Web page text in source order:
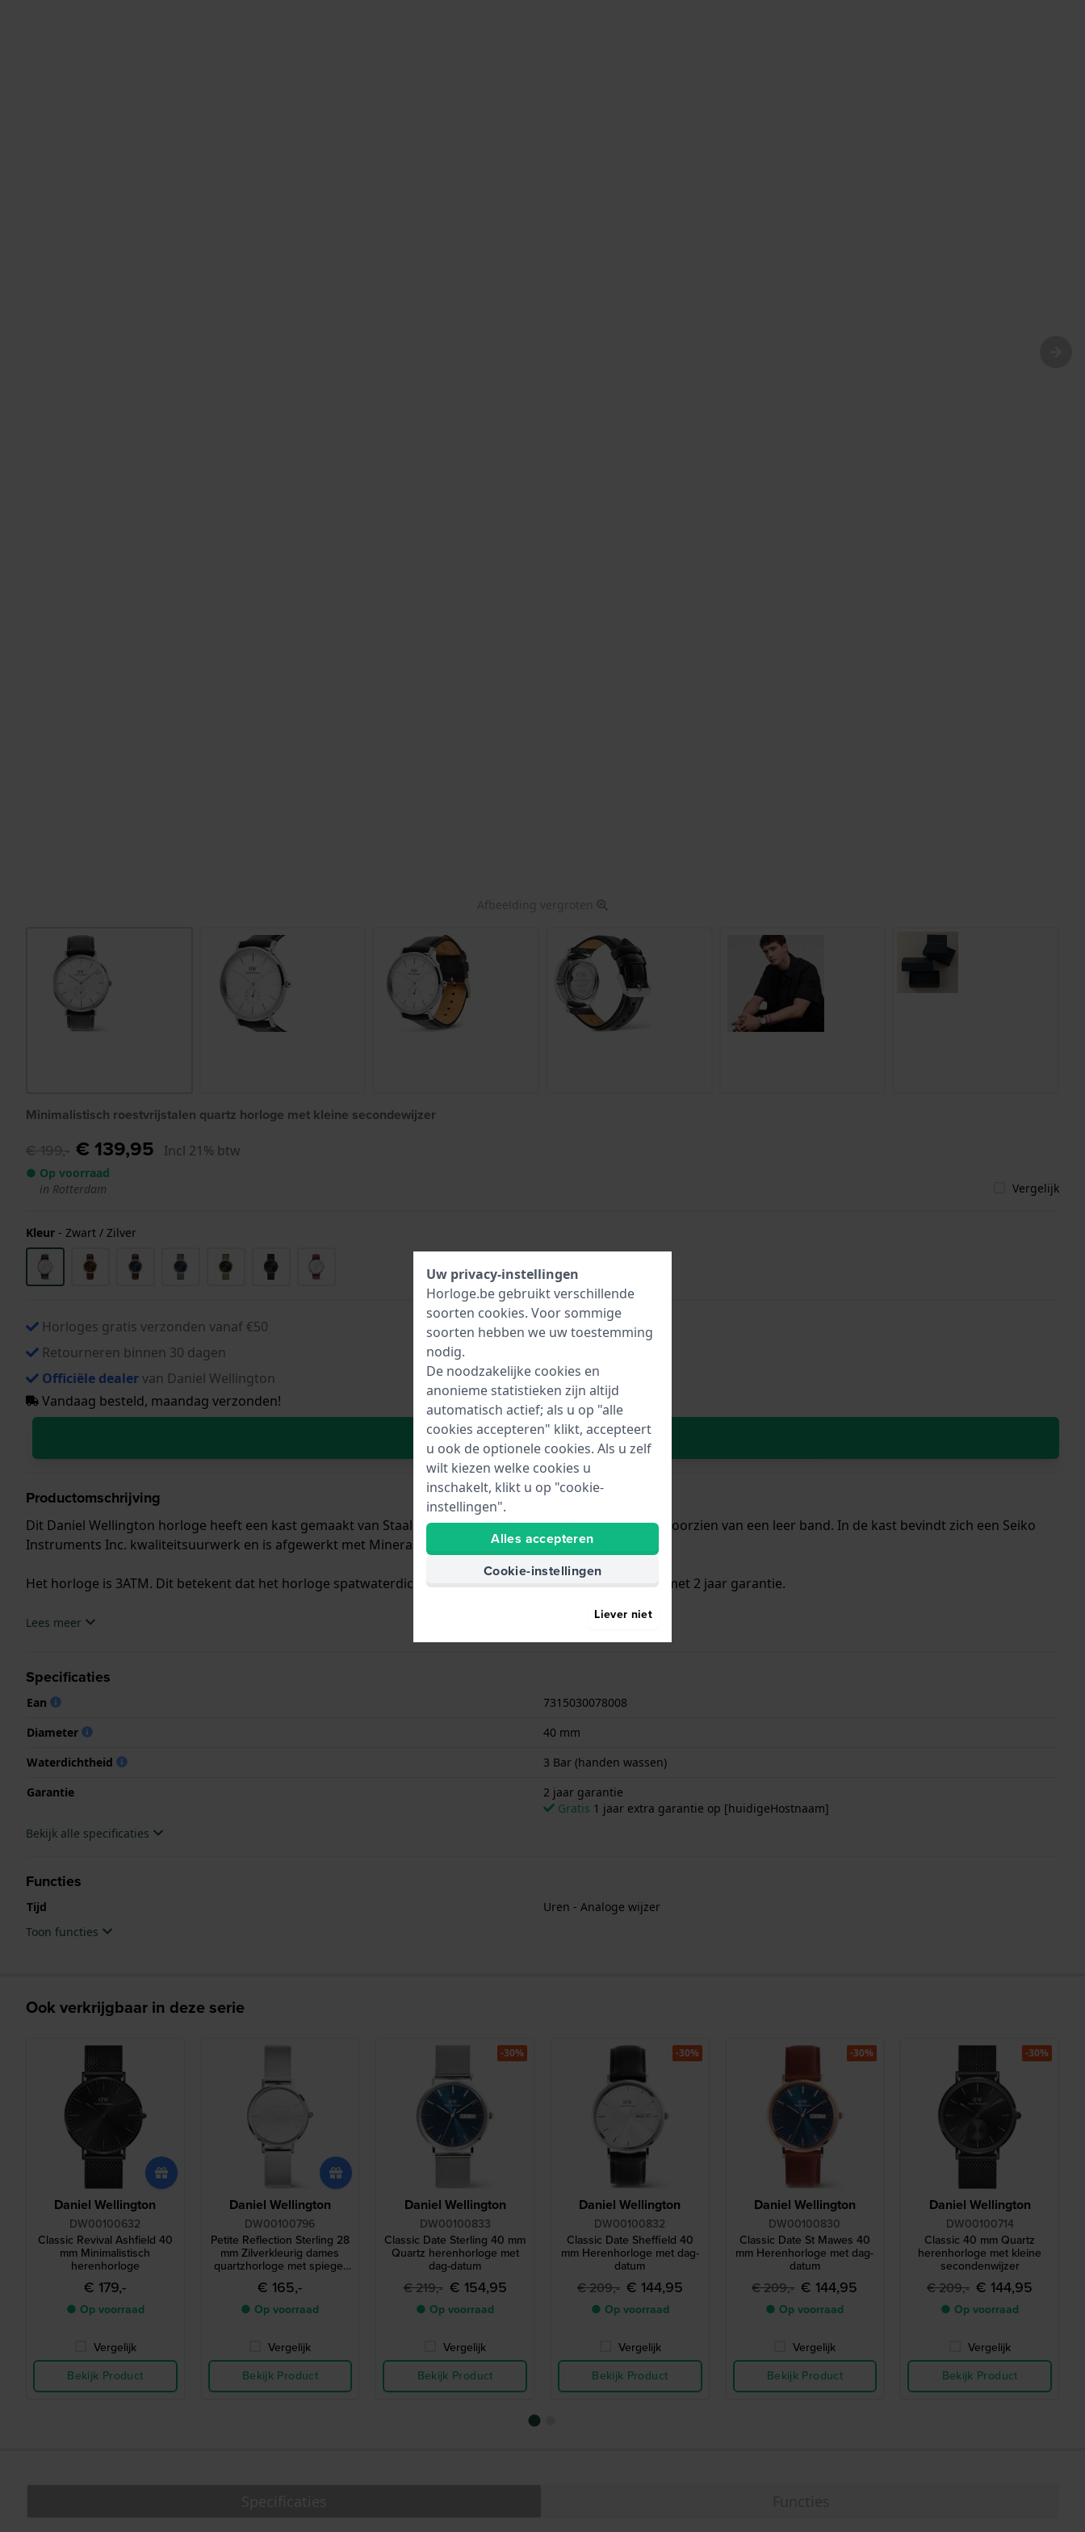
Afbeelding vergroten
Minimalistisch roestvrijstalen quartz horloge met kleine secondewijzer
€ 199,- € 139,95 Incl 21% btw
● Op voorraad
in Rotterdam
Vergelijk
Kleur - Zwart / Zilver
Horloges gratis verzonden vanaf €50
Retourneren binnen 30 dagen
Officiële dealervan Daniel Wellington
Vandaag besteld, maandag verzonden!
In Winkelwagen
Productomschrijving
Dit Daniel Wellington horloge heeft een kast gemaakt van Staal zilver met een diameter van 40 mm en is voorzien van een leer band. In de kast bevindt zich een Seiko
Instruments Inc. kwaliteitsuurwerk en is afgewerkt met Mineraalglas.
Het horloge is 3ATM. Dit betekent dat het horloge spatwaterdicht is.. Verder wordt het horloge geleverd met 2 jaar garantie.
.Lees meer
Specificaties
Ean
7315030078008
Diameter
40 mm
Waterdichtheid
3 Bar (handen wassen)
Garantie
2 jaar garantie
Gratis 1 jaar extra garantie op [huidigeHostnaam]
Bekijk alle specificaties
Functies
Tijd
Uren - Analoge wijzer
Toon functies
Ook verkrijgbaar in deze serie
Daniel Wellington
DW00100632
Classic Revival Ashfield 40
mm Minimalistisch
herenhorloge
€ 179,-
● Op voorraad
Vergelijk
Bekijk Product
Daniel Wellington
DW00100796
Petite Reflection Sterling 28
mm Zilverkleurig dames
quartzhorloge met spiegel
wijzerplaat
€ 165,-
● Op voorraad
Vergelijk
Bekijk Product
Daniel Wellington
DW00100833
Classic Date Sterling 40 mm
Quartz herenhorloge met
dag-datum
€ 219,- € 154,95
● Op voorraad
Vergelijk
Bekijk Product
-30%
Daniel Wellington
DW00100832
Classic Date Sheffield 40
mm Herenhorloge met dag-
datum
€ 209,- € 144,95
● Op voorraad
Vergelijk
Bekijk Product
-30%
Daniel Wellington
DW00100830
Classic Date St Mawes 40
mm Herenhorloge met dag-
datum
€ 209,- € 144,95
● Op voorraad
Vergelijk
Bekijk Product
-30%
Daniel Wellington
DW00100714
Classic 40 mm Quartz
herenhorloge met kleine
secondenwijzer
€ 209,- € 144,95
● Op voorraad
Vergelijk
Bekijk Product
-30%
Uw privacy-instellingen
Horloge.be gebruikt verschillende
soorten cookies. Voor sommige
soorten hebben we uw toestemming
nodig.
De noodzakelijke cookies en
anonieme statistieken zijn altijd
automatisch actief; als u op "alle
cookies accepteren" klikt, accepteert
u ook de optionele cookies. Als u zelf
wilt kiezen welke cookies u
inschakelt, klikt u op "cookie-
instellingen".
Alles accepteren
Cookie-instellingen
Liever niet